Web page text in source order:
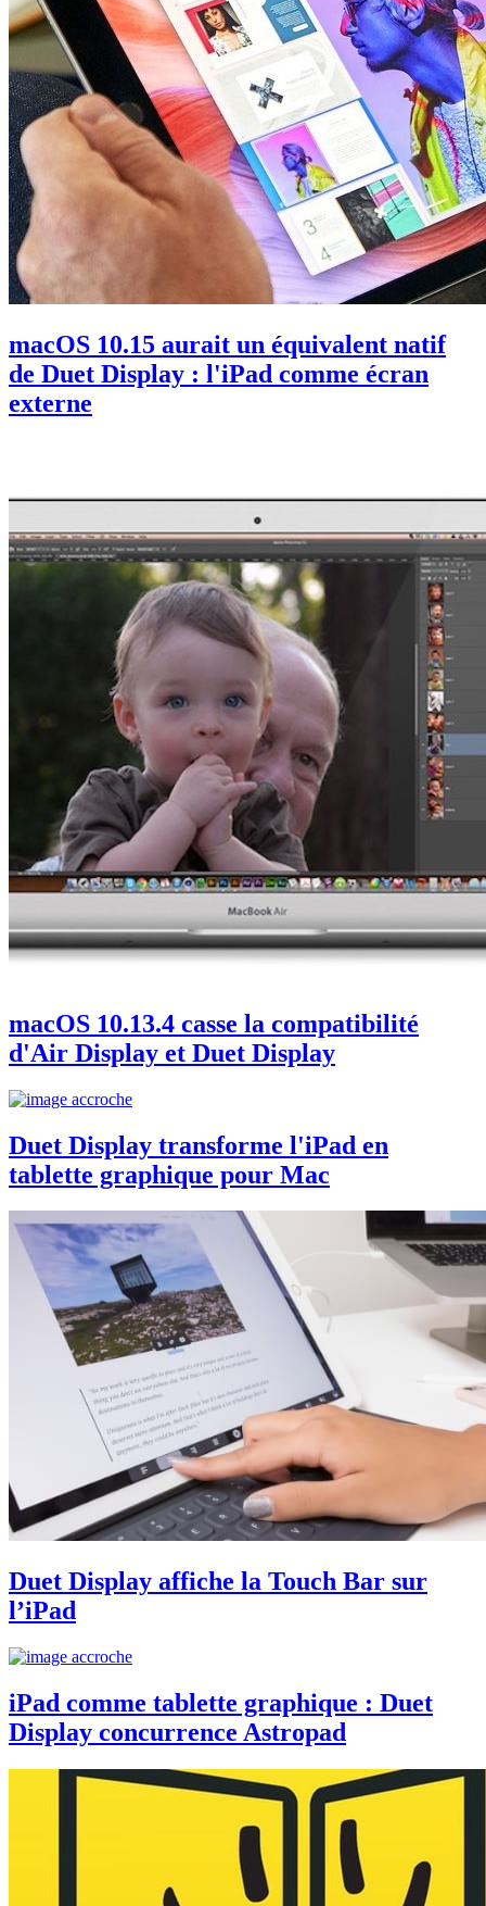
macOS 10.15 aurait un équivalent natif
de Duet Display : l'iPad comme écran
externe
macOS 10.13.4 casse la compatibilité
d'Air Display et Duet Display
Duet Display transforme l'iPad en
tablette graphique pour Mac
Duet Display affiche la Touch Bar sur
l’iPad
iPad comme tablette graphique : Duet
Display concurrence Astropad